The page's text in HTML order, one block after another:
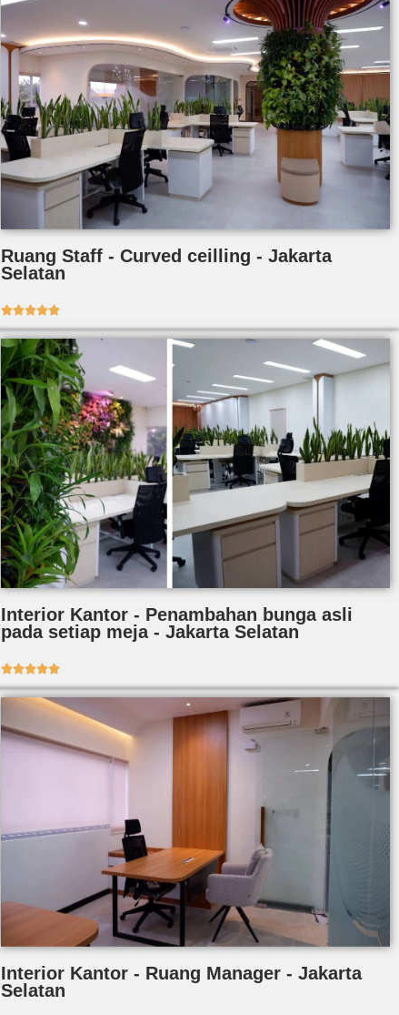
Ruang Staff - Curved ceilling - Jakarta
Selatan

Interior Kantor - Penambahan bunga asli
pada setiap meja - Jakarta Selatan

Interior Kantor - Ruang Manager - Jakarta
Selatan